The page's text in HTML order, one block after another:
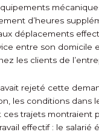
d’heures
déplacements
entre son domicile
les clients de
avait rejeté cette
les conditions dans
ces trajets montraient
effectif : le salarié